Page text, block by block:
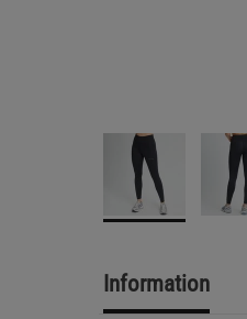
Information